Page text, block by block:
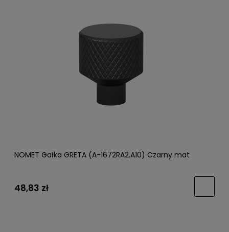
NOMET Gałka GRETA (A-1672RA2.A10) Czarny mat
48,83 zł